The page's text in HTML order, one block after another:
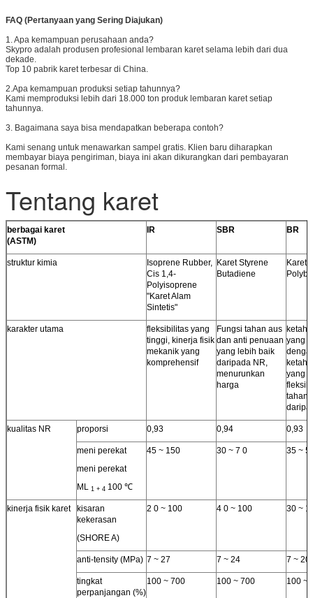
Kargo Laut (FCL & LCL) atau angkutan udara
Ukuran khusus Kami menyediakan jasa pemotongan untuk ukuran khusus
Laminasi
Kami menyediakan laminasi ekstra dengan PSA, tekstil atau
bahan lainnya.
FAQ (Pertanyaan yang Sering Diajukan)
1. Apa kemampuan perusahaan anda?
Skypro adalah produsen profesional lembaran karet selama lebih dari dua
dekade.
Top 10 pabrik karet terbesar di China.
2.Apa kemampuan produksi setiap tahunnya?
Kami memproduksi lebih dari 18.000 ton produk lembaran karet setiap
tahunnya.
3. Bagaimana saya bisa mendapatkan beberapa contoh?
Kami senang untuk menawarkan sampel gratis. Klien baru diharapkan
membayar biaya pengiriman, biaya ini akan dikurangkan dari pembayaran
pesanan formal.
Tentang karet
berbagai karet
(ASTM)
IR SBR BR
struktur kimia
Isoprene Rubber,
Cis 1,4-
Polyisoprene
"Karet Alam
Sintetis"
Karet Styrene
Butadiene
Karet
karakter utama
fleksibilitas yang
tinggi, kinerja fisik
mekanik yang
komprehensif
Fungsi tahan aus
dan anti penuaan
yang lebih baik
daripada NR,
menurunkan
harga
yang
yang
tahan
kualitas NR proporsi 0,93 0,94 0,93
meni perekat
meni perekat
ML 1 + 4 100 ℃
45 ~ 150 30 ~ 7 0 35 ~
kinerja fisik karet
kisaran
kekerasan
(SHORE A)
2 0 ~ 100 4 0 ~ 100 30 ~
anti-tensity (MPa) 7 ~ 27 7 ~ 24 7 ~ 20
tingkat
perpanjangan (%)
100 ~ 700 100 ~ 700 100 ~